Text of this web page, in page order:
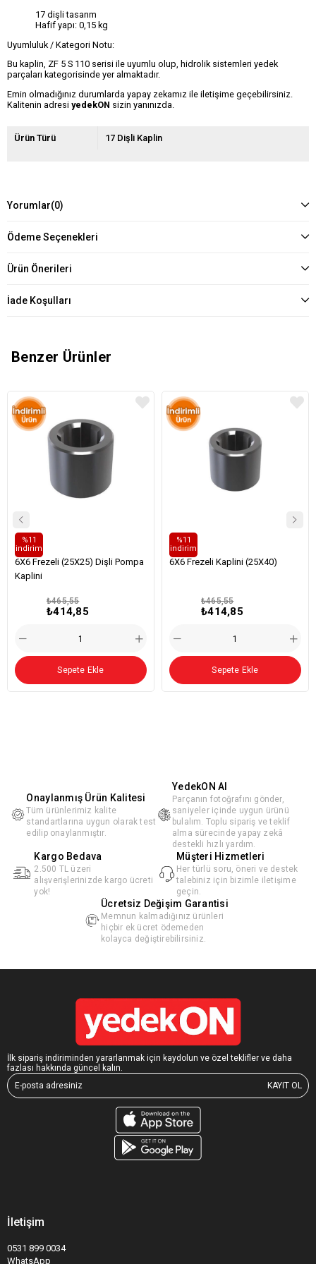
17 dişli tasarım
Hafif yapı: 0,15 kg
Uyumluluk / Kategori Notu:
Bu kaplin, ZF 5 S 110 serisi ile uyumlu olup, hidrolik sistemleri yedek
parçaları kategorisinde yer almaktadır.
Emin olmadığınız durumlarda yapay zekamız ile iletişime geçebilirsiniz.
Kalitenin adresi yedekON sizin yanınızda.
Ürün Türü 17 Dişli Kaplin
Yorumlar(0)
Ödeme Seçenekleri
Ürün Önerileri
İade Koşulları
Benzer Ürünler
Kaplin
6X6 Frezeli (25X25) Dişli Pompa
Kaplini
₺414,85
₺465,55
%11
i̇ndirim
Sepete Ekle
Kaplin
6X6 Frezeli Kaplini (25X40)
₺414,85
₺465,55
%11
i̇ndirim
Sepete Ekle
Onaylanmış Ürün Kalitesi
Tüm ürünlerimiz kalite
standartlarına uygun olarak test
edilip onaylanmıştır.
YedekON AI
Parçanın fotoğrafını gönder,
saniyeler içinde uygun ürünü
bulalım. Toplu sipariş ve teklif
alma sürecinde yapay zekâ
destekli hızlı yardım.
Kargo Bedava
2.500 TL üzeri
alışverişlerinizde kargo ücreti
yok!
Müşteri Hizmetleri
Her türlü soru, öneri ve destek
talebiniz için bizimle iletişime
geçin.
Ücretsiz Değişim Garantisi
Memnun kalmadığınız ürünleri
hiçbir ek ücret ödemeden
kolayca değiştirebilirsiniz.
İlk sipariş indiriminden yararlanmak için kaydolun ve özel teklifler ve daha
fazlası hakkında güncel kalın.
KAYIT OL
İletişim
0531 899 0034
WhatsApp